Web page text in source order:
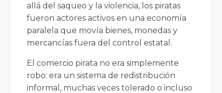
allá del saqueo y la violencia, los piratas
fueron actores activos en una economía
paralela que movía bienes, monedas y
mercancías fuera del control estatal.
El comercio pirata no era simplemente
robo: era un sistema de redistribución
informal, muchas veces tolerado o incluso